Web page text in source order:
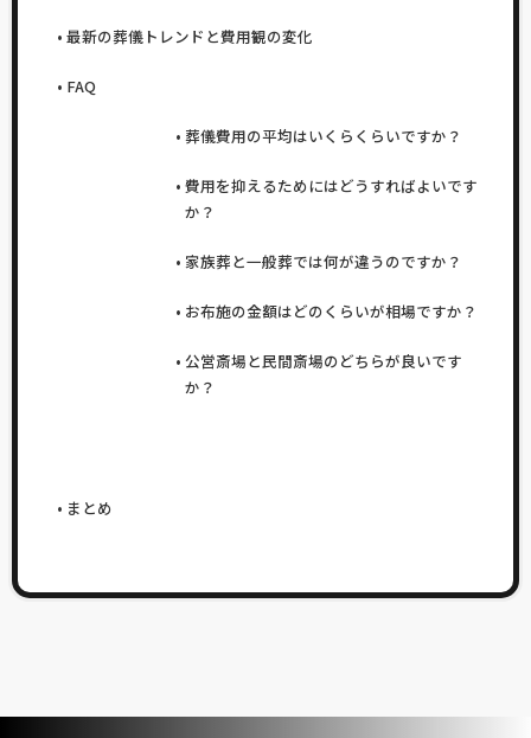
最新の葬儀トレンドと費用観の変化
FAQ
葬儀費用の平均はいくらくらいですか？
費用を抑えるためにはどうすればよいです
か？
家族葬と一般葬では何が違うのですか？
お布施の金額はどのくらいが相場ですか？
公営斎場と民間斎場のどちらが良いです
か？
まとめ